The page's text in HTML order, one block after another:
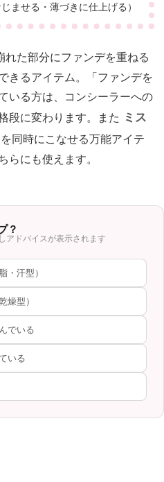
ませる・薄づきに仕上げる）
れた部分にファンデを重ねる
きるアイテム。「ファンデを
いる方は、コンシーラーへの
段に変わります。また
ミス
同時にこなせる万能アイテ
らにも使えます。
？
アドバイスが表示されます
・汗型）
燥型）
でいる
いる